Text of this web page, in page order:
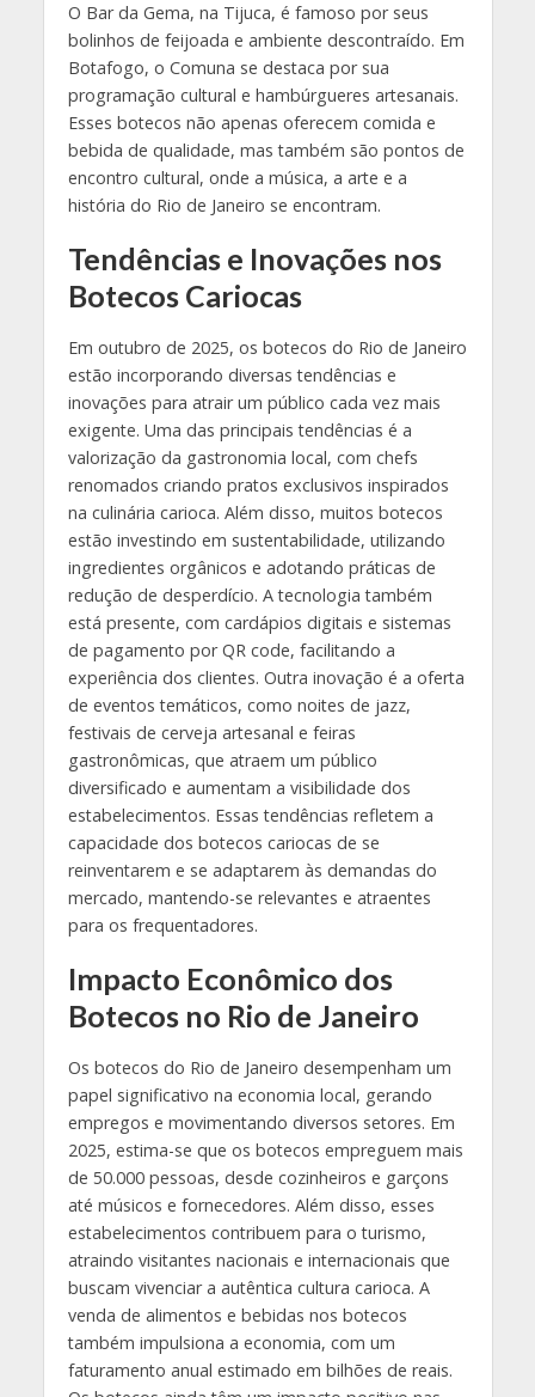
O Bar da Gema, na Tijuca, é famoso por seus
bolinhos de feijoada e ambiente descontraído. Em
Botafogo, o Comuna se destaca por sua
programação cultural e hambúrgueres artesanais.
Esses botecos não apenas oferecem comida e
bebida de qualidade, mas também são pontos de
encontro cultural, onde a música, a arte e a
história do Rio de Janeiro se encontram.
Tendências e Inovações nos
Botecos Cariocas
Em outubro de 2025, os botecos do Rio de Janeiro
estão incorporando diversas tendências e
inovações para atrair um público cada vez mais
exigente. Uma das principais tendências é a
valorização da gastronomia local, com chefs
renomados criando pratos exclusivos inspirados
na culinária carioca. Além disso, muitos botecos
estão investindo em sustentabilidade, utilizando
ingredientes orgânicos e adotando práticas de
redução de desperdício. A tecnologia também
está presente, com cardápios digitais e sistemas
de pagamento por QR code, facilitando a
experiência dos clientes. Outra inovação é a oferta
de eventos temáticos, como noites de jazz,
festivais de cerveja artesanal e feiras
gastronômicas, que atraem um público
diversificado e aumentam a visibilidade dos
estabelecimentos. Essas tendências refletem a
capacidade dos botecos cariocas de se
reinventarem e se adaptarem às demandas do
mercado, mantendo-se relevantes e atraentes
para os frequentadores.
Impacto Econômico dos
Botecos no Rio de Janeiro
Os botecos do Rio de Janeiro desempenham um
papel significativo na economia local, gerando
empregos e movimentando diversos setores. Em
2025, estima-se que os botecos empreguem mais
de 50.000 pessoas, desde cozinheiros e garçons
até músicos e fornecedores. Além disso, esses
estabelecimentos contribuem para o turismo,
atraindo visitantes nacionais e internacionais que
buscam vivenciar a autêntica cultura carioca. A
venda de alimentos e bebidas nos botecos
também impulsiona a economia, com um
faturamento anual estimado em bilhões de reais.